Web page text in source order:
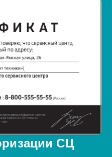
СЦ